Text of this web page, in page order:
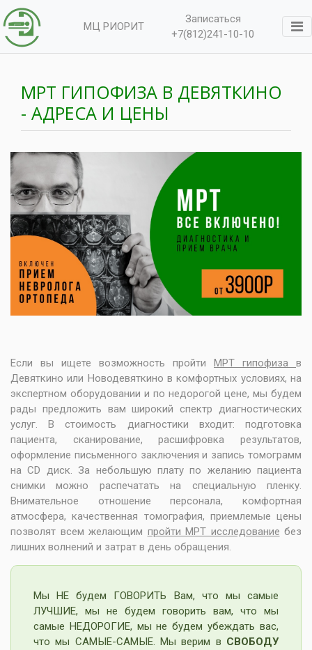
МЦ РИОРИТ
Записаться
+7(812)241-10-10
МРТ ГИПОФИЗА В ДЕВЯТКИНО
- АДРЕСА И ЦЕНЫ
Если вы ищете возможность пройти МРТ гипофиза в
Девяткино или Новодевяткино в комфортных условиях, на
экспертном оборудовании и по недорогой цене, мы будем
рады предложить вам широкий спектр диагностических
услуг. В стоимость диагностики входит: подготовка
пациента, сканирование, расшифровка результатов,
оформление письменного заключения и запись томограмм
на CD диск. За небольшую плату по желанию пациента
снимки можно распечатать на специальную пленку.
Внимательное отношение персонала, комфортная
атмосфера, качественная томография, приемлемые цены
позволят всем желающим пройти МРТ исследование без
лишних волнений и затрат в день обращения.
Мы НЕ будем ГОВОРИТЬ Вам, что мы самые
ЛУЧШИЕ, мы не будем говорить вам, что мы
самые НЕДОРОГИЕ, мы не будем убеждать вас,
что мы САМЫЕ-САМЫЕ. Мы верим в СВОБОДУ